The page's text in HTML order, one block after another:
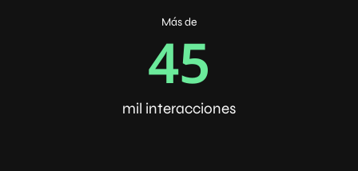
Más de
mil interacciones
45